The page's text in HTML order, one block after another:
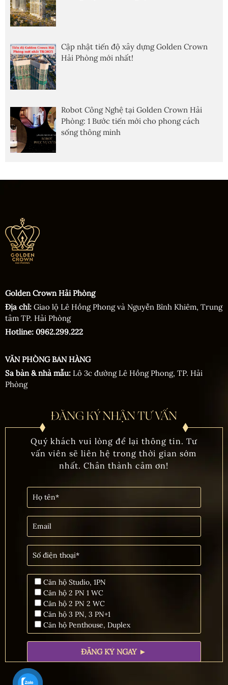
Cập nhật tiến độ xây dựng Golden Crown
Hải Phòng mới nhất!
Robot Công Nghệ tại Golden Crown Hải
Phòng: 1 Bước tiến mới cho phong cách
sống thông minh
Golden Crown Hải Phòng
Địa chỉ: Giao lộ Lê Hồng Phong và Nguyễn Bỉnh Khiêm, Trung
tâm TP. Hải Phòng
Hotline: 0962.299.222
VĂN PHÒNG BÁN HÀNG
Sa bàn & nhà mẫu: Lô 3c đường Lê Hồng Phong, TP. Hải
Phòng
Quý khách vui lòng để lại thông tin. Tư
vấn viên sẽ liên hệ trong thời gian sớm
nhất. Chân thành cảm ơn!
Căn hộ Studio, 1PN
Căn hộ 2 PN 1 WC
Căn hộ 2 PN 2 WC
Căn hộ 3 PN, 3 PN+1
Căn hộ Penthouse, Duplex